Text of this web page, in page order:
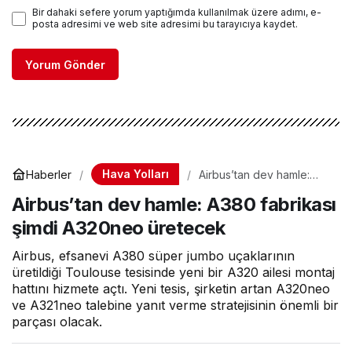
Bir dahaki sefere yorum yaptığımda kullanılmak üzere adımı, e-
posta adresimi ve web site adresimi bu tarayıcıya kaydet.
Yorum Gönder
Haberler Hava Yolları
Airbus’tan dev hamle:
A320neo üretecek
Airbus’tan dev hamle: A380 fabrikası
şimdi A320neo üretecek
Airbus, efsanevi A380 süper jumbo uçaklarının
üretildiği Toulouse tesisinde yeni bir A320 ailesi montaj
hattını hizmete açtı. Yeni tesis, şirketin artan A320neo
ve A321neo talebine yanıt verme stratejisinin önemli bir
parçası olacak.